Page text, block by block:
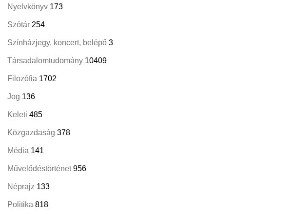
Nyelvkönyv 173
Szótár 254
Színházjegy, koncert, belépő 3
Társadalomtudomány 10409
Filozófia 1702
Jog 136
Keleti 485
Közgazdaság 378
Média 141
Művelődéstörténet 956
Néprajz 133
Politika 818